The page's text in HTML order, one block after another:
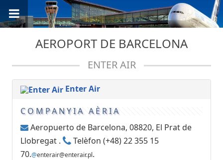
AEROPORT DE BARCELONA
ENTER AIR
Enter Air
COMPANYIA AÈRIA
Aeropuerto de Barcelona, 08820, El Prat de
Llobregat .
Telèfon (+48) 22 355 15
70.@enterair@enterair.pl.